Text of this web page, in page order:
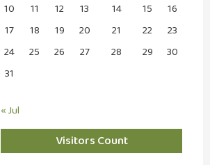
10
11 12 13 14 15
16
17
18 19 20 21 22
23
24
25 26 27 28 29
30
31
« Jul
Visitors Count